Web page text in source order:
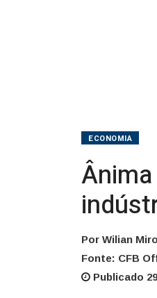
ECONOMIA
Por Wilian
Fonte: CFB
Publicado